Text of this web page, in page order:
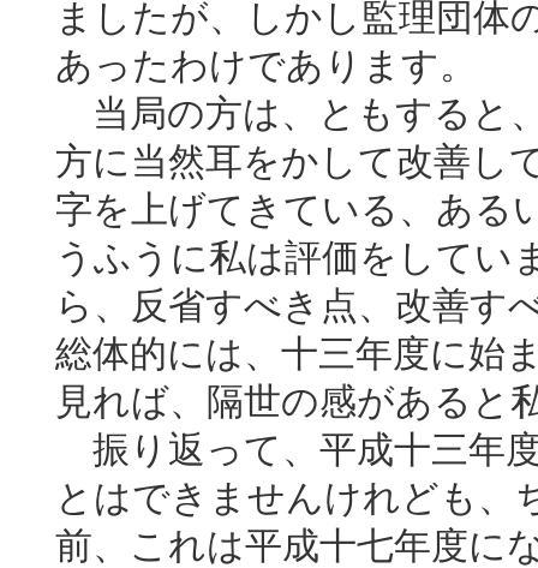
ましたが、しかし監理団体
あったわけであります。
当局の方は、ともすると
方に当然耳をかして改善し
字を上げてきている、ある
うふうに私は評価をしてい
ら、反省すべき点、改善す
総体的には、十三年度に始
見れば、隔世の感があると
振り返って、平成十三年
とはできませんけれども、
前、これは平成十七年度に